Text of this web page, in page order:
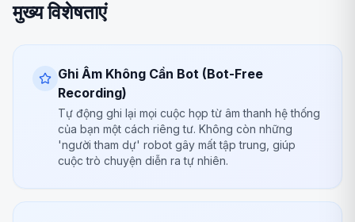
मुख्य विशेषताएं
Ghi Âm Không Cần Bot (Bot-Free
Recording)
Tự động ghi lại mọi cuộc họp từ âm thanh hệ thống
của bạn một cách riêng tư. Không còn những
'người tham dự' robot gây mất tập trung, giúp
cuộc trò chuyện diễn ra tự nhiên.